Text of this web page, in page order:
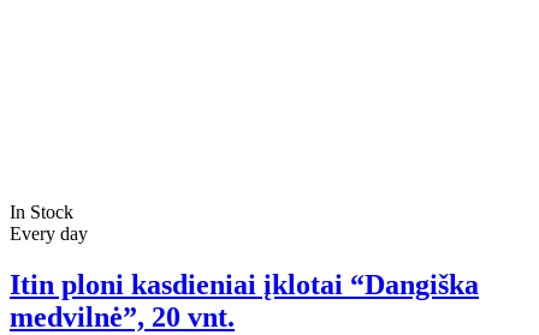
In Stock
Every day
Itin ploni kasdieniai įklotai “Dangiška
medvilnė”, 20 vnt.